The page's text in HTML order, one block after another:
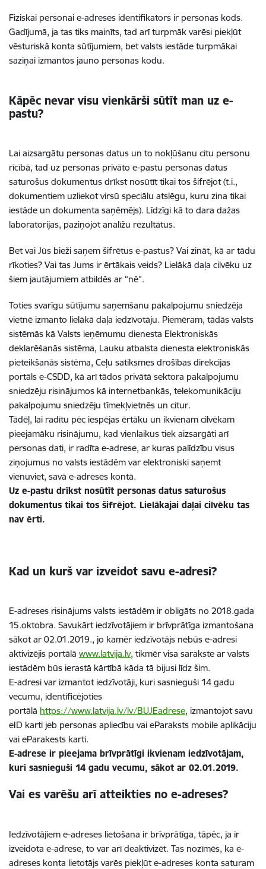
Fiziskai personai e-adreses identifikators ir personas kods.
Gadījumā, ja tas tiks mainīts, tad arī turpmāk varēsi piekļūt
vēsturiskā konta sūtījumiem, bet valsts iestāde turpmākai
saziņai izmantos jauno personas kodu.
Kāpēc nevar visu vienkārši sūtīt man uz e-
pastu?
Lai aizsargātu personas datus un to nokļūšanu citu personu
rīcībā, tad uz personas privāto e-pastu personas datus
saturošus dokumentus drīkst nosūtīt tikai tos šifrējot (t.i.,
dokumentiem uzliekot virsū speciālu atslēgu, kuru zina tikai
iestāde un dokumenta saņēmējs). Līdzīgi kā to dara dažas
laboratorijas, paziņojot analīžu rezultātus.
Bet vai Jūs bieži saņem šifrētus e-pastus? Vai zināt, kā ar tādu
rīkoties? Vai tas Jums ir ērtākais veids? Lielākā daļa cilvēku uz
šiem jautājumiem atbildēs ar “nē”.
Toties svarīgu sūtījumu saņemšanu pakalpojumu sniedzēja
vietnē izmanto lielākā daļa iedzīvotāju. Piemēram, tādās valsts
sistēmās kā Valsts ieņēmumu dienesta Elektroniskās
deklarēšanās sistēma, Lauku atbalsta dienesta elektroniskās
pieteikšanās sistēma, Ceļu satiksmes drošības direkcijas
portāls e-CSDD, kā arī tādos privātā sektora pakalpojumu
sniedzēju risinājumos kā internetbankās, telekomunikāciju
pakalpojumu sniedzēju tīmekļvietnēs un citur.
Tādēļ, lai radītu pēc iespējas ērtāku un ikvienam cilvēkam
pieejamāku risinājumu, kad vienlaikus tiek aizsargāti arī
personas dati, ir radīta e-adrese, ar kuras palīdzību visus
ziņojumus no valsts iestādēm var elektroniski saņemt
vienuviet, savā e-adreses kontā.
Uz e-pastu drīkst nosūtīt personas datus saturošus
dokumentus tikai tos šifrējot. Lielākajai daļai cilvēku tas
nav ērti.
Kad un kurš var izveidot savu e-adresi?
E-adreses risinājums valsts iestādēm ir obligāts no 2018.gada
15.oktobra. Savukārt iedzīvotājiem ir brīvprātīga izmantošana
sākot ar 02.01.2019., jo kamēr iedzīvotājs nebūs e-adresi
aktivizējis portālā www.latvija.lv, tikmēr visa sarakste ar valsts
iestādēm būs ierastā kārtībā kāda tā bijusi līdz šim.
E-adresi var izmantot iedzīvotāji, kuri sasnieguši 14 gadu
vecumu, identificējoties
portālā https://www.latvija.lv/lv/BUJEadrese, izmantojot savu
eID karti jeb personas apliecību vai eParaksts mobile aplikāciju
vai eParakests karti.
E-adrese ir pieejama brīvprātīgi ikvienam iedzīvotājam,
kuri sasnieguši 14 gadu vecumu, sākot ar 02.01.2019.
Vai es varēšu arī atteikties no e-adreses?
Iedzīvotājiem e-adreses lietošana ir brīvprātīga, tāpēc, ja ir
izveidota e-adrese, to var arī deaktivizēt. Tas nozīmēs, ka e-
adreses konta lietotājs varēs piekļūt e-adreses konta saturam